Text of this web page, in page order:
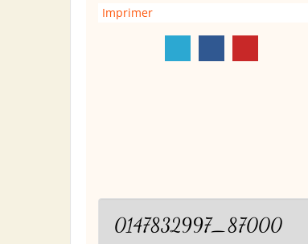
Imprimer
0147832997_87000